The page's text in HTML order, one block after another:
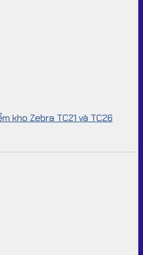
kho Zebra TC21 và TC26